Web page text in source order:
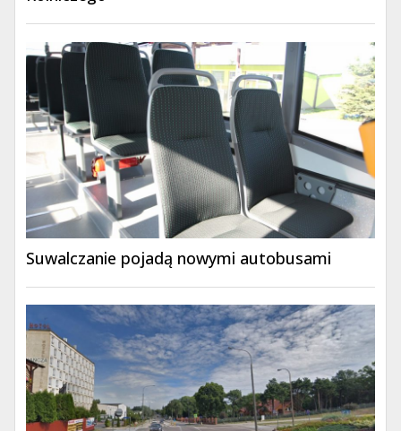
Suwalczanie pojadą nowymi autobusami